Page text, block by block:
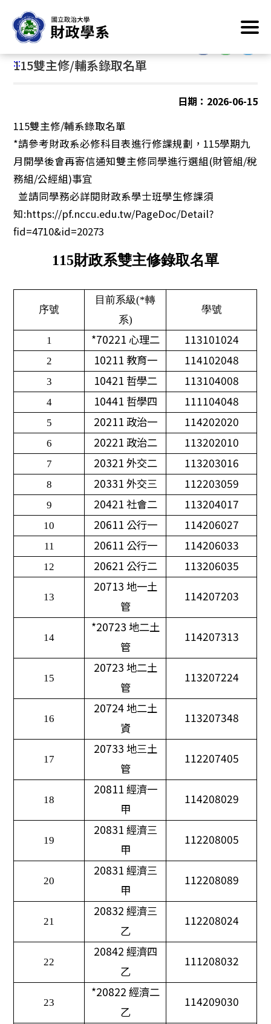
到
要
內
首頁
:::
:::
115雙主修/輔系錄取名單
日期：2026-06-15
115雙主修/輔系錄取名單
*請參考財政系必修科目表進行修課規劃，115學期九
月開學後會再寄信通知雙主修同學進行選組(財管組/稅
務組/公經組)事宜
並請同學務必詳閱財政系學士班學生修課須
知:https://pf.nccu.edu.tw/PageDoc/Detail?
fid=4710&id=20273
115財政系雙主修錄取名單
序號
目前系級(*轉
系)
學號
1 *70221 心理二 113101024
2 10211 教育一 114102048
3 10421 哲學二 113104008
4 10441 哲學四 111104048
5 20211 政治一 114202020
6 20221 政治二 113202010
7 20321 外交二 113203016
8 20331 外交三 112203059
9 20421 社會二 113204017
10 20611 公行一 114206027
11 20611 公行一 114206033
12 20621 公行二 113206035
13
20713 地一土
管
114207203
14
*20723 地二土
管
114207313
15
20723 地二土
管
113207224
16
20724地二土
資
113207348
17
20733 地三土
管
112207405
18
20811 經濟一
甲
114208029
19
20831 經濟三
甲
112208005
20
20831 經濟三
甲
112208089
21
20832 經濟三
乙
112208024
22
20842 經濟四
乙
111208032
23
*20822 經濟二
乙
114209030